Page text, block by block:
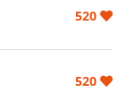
520
520